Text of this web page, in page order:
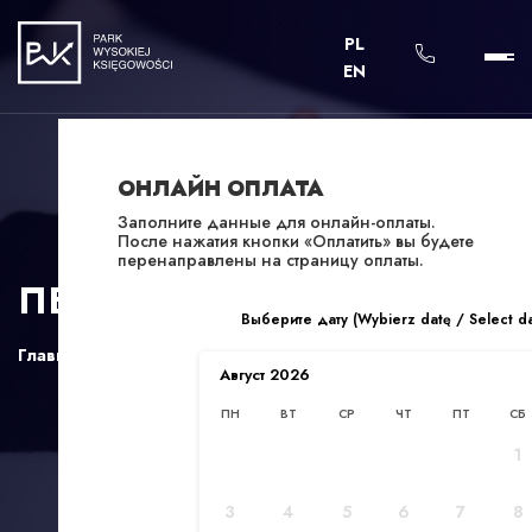
PL
EN
ПЕРЕЕЗД В ПОЛЬШУ
Главная
ОНЛАЙН ОПЛАТА
Заполните данные для онлайн-оплаты.
После нажатия кнопки «Оплатить» вы будете
перенаправлены на страницу оплаты.
Выберите дату (Wybierz datę / Select
Август 2026
ПН ВТ СР ЧТ ПТ СБ
1
3 4 5 6 7 8